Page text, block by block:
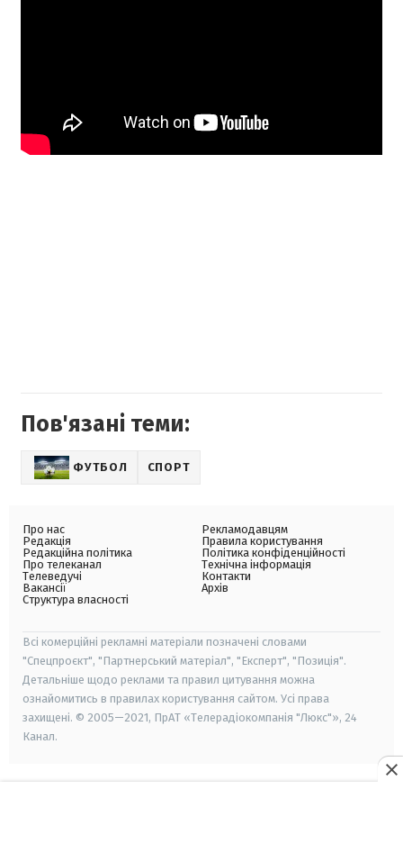
Пов'язані теми:
ФУТБОЛ СПОРТ
Про нас
Редакція
Редакційна політика
Про телеканал
Телеведучі
Вакансії
Структура власності
Рекламодавцям
Правила користування
Політика конфіденційності
Технічна інформація
Контакти
Архів
Всі комерційні рекламні матеріали позначені словами
"Спецпроєкт", "Партнерський матеріал", "Експерт", "Позиція".
Детальніше щодо реклами та правил цитування можна
ознайомитись в правилах користування сайтом. Усі права
захищені. © 2005—2021, ПрАТ «Телерадіокомпанія "Люкс"», 24
Канал.